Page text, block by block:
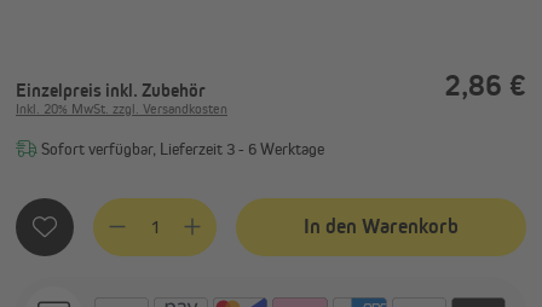
Einzelpreis inkl. Zubehör 2,86 €
Inkl. 20% MwSt. zzgl. Versandkosten
Sofort verfügbar, Lieferzeit 3 - 6 Werktage
Produkt Anzahl: Gib den gewünschten Wert ein oder
In den Warenkorb